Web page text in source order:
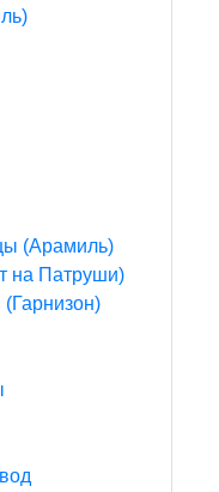
(Арамиль)
на Патруши)